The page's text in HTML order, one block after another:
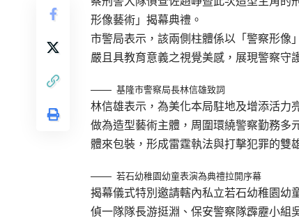
形像藝術」揭幕典禮。
市警局表示，該兩側柱體係以「警察形像
嚴且具教育意義之視覺美感，展現警察守
基隆市警察局長林信雄致詞
林信雄表示，為美化本局駐地及增添活力
做為造型藝術主體，周圍環繞警察勤務多
體來包裝，形成雷霆執法與打擊犯罪的雙
若石幼稚園幼童表演為典禮拉開序幕
揭幕儀式特別邀請轄內私立若石幼稚園幼
偵一隊隊長游挺淵、保安警察隊霹靂小組